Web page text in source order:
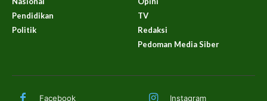
Pendidikan
Politik
TV
Redaksi
Pedoman Media Siber
Facebook Instagram